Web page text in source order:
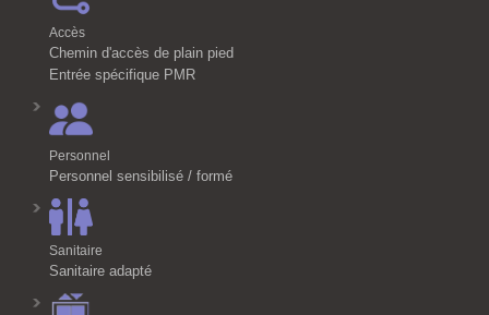
Accès
Chemin d'accès de plain pied
Entrée spécifique PMR
Personnel
Personnel sensibilisé / formé
Sanitaire
Sanitaire adapté